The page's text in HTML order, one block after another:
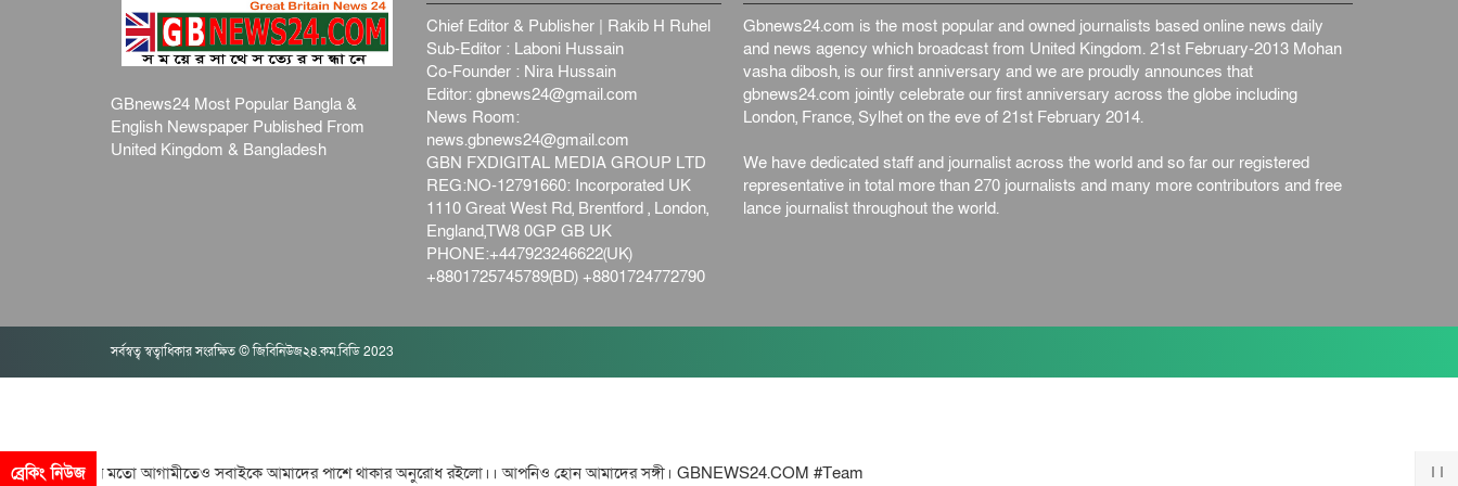
GBnews24 Most Popular Bangla &
English Newspaper Published From
United Kingdom & Bangladesh
Chief Editor & Publisher | Rakib H Ruhel
Sub-Editor : Laboni Hussain
Co-Founder : Nira Hussain
Editor:gbnews24@gmail.com
News Room:
news.gbnews24@gmail.com
GBN FXDIGITAL MEDIA GROUP LTD
REG:NO-12791660: Incorporated UK
1110 Great West Rd, Brentford , London,
England,TW8 0GP GB UK
PHONE:+447923246622(UK)
+8801725745789(BD) +8801724772790
Gbnews24.com is the most popular and owned journalists based online news daily
and news agency which broadcast from United Kingdom. 21st February-2013 Mohan
vasha dibosh, is our first anniversary and we are proudly announces that
gbnews24.com jointly celebrate our first anniversary across the globe including
London, France, Sylhet on the eve of 21st February 2014.
We have dedicated staff and journalist across the world and so far our registered
representative in total more than 270 journalists and many more contributors and free
lance journalist throughout the world.
সর্বস্বত্ব স্বত্বাধিকার সংরক্ষিত © জিবিনিউজ২৪.কম.বিডি 2023
ব্রেকিং নিউজ
দিনের মতো আগামীতেও সবাইকে আমাদের পাশে থাকার অনুরোধ রইলো।। আপনিও হোন আমাদের সঙ্গী। GBNEWS24.COM #Team